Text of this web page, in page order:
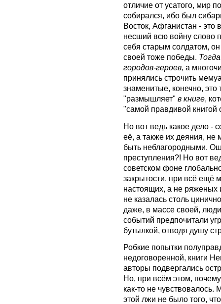
отличие от усатого, мир
собирался, ибо был
Восток, Афганистан - это
несший всю войну слово
себя старым солдатом,
своей тоже победы.
городов-героев, а
принялись строчить
знаменитые, конечно,
"размышляет" в книге,
"самой правдивой книгой
Но вот ведь какое дело -
её, а также их деяния,
быть неблагородными.
преступления?! Но вот
советском фоне
закрытости, при всё ещё
настоящих, а не ряженых
не казалась столь
даже, в массе своей,
событий предпочитали
бутылкой, отводя душу
Робкие попытки
недоговоренной, книги
авторы подвергались
Но, при всём этом,
как-то не
этой лжи не было того,